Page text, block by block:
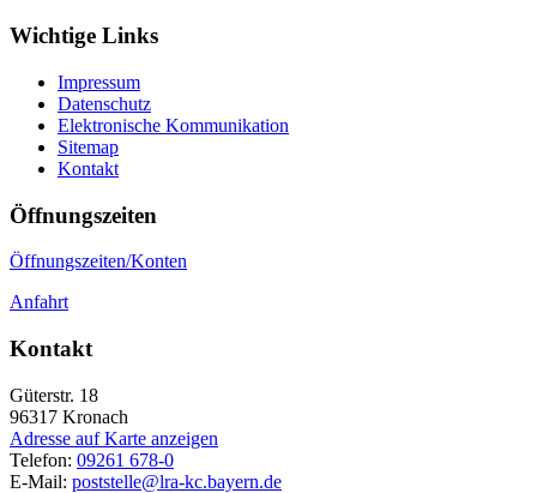
Wichtige Links
Impressum
Datenschutz
Elektronische Kommunikation
Sitemap
Kontakt
Öffnungszeiten
Öffnungszeiten/Konten
Anfahrt
Kontakt
Güterstr. 18
96317 Kronach
Adresse auf Karte anzeigen
Telefon: 09261 678-0
E-Mail: poststelle@lra-kc.bayern.de